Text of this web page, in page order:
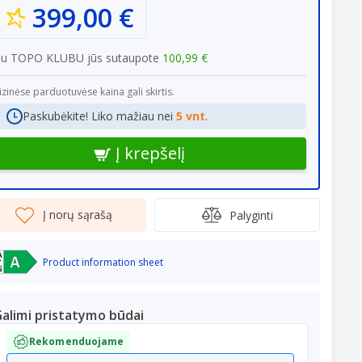
399,00 €
TOPO KLUBU jūs sutaupote 100,99 €
parduotuvėse kaina gali skirtis.
Paskubėkite! Liko mažiau nei 5 vnt.
Į krepšelį
Į norų sąrašą Palyginti
Product information sheet
pristatymo būdai
Rekomenduojame